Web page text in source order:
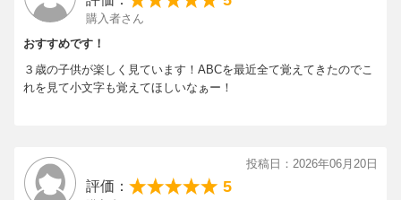
購入者さん
おすすめです！
３歳の子供が楽しく見ています！ABCを最近全て覚えてきたのでこ
れを見て小文字も覚えてほしいなぁー！
投稿日：2026年06月20日
評価： 5